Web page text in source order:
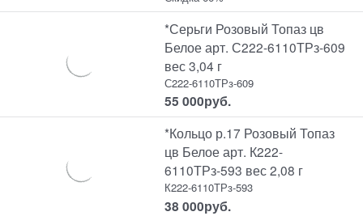
*Серьги Розовый Топаз цв
Белое арт. С222-6110ТРз-609
вес 3,04 г
С222-6110ТРз-609
55 000руб.
*Кольцо р.17 Розовый Топаз
цв Белое арт. К222-
6110ТРз-593 вес 2,08 г
К222-6110ТРз-593
38 000руб.